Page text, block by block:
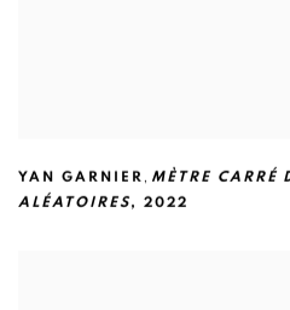
YAN GARNIER , MÈTRE CARRÉ
ALÉATOIRES, 2022